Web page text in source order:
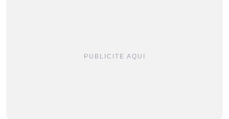
PUBLICITE AQUI